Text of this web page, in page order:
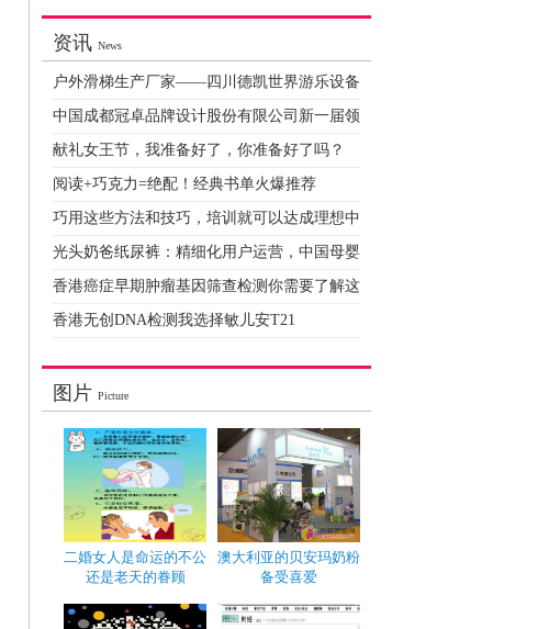
资讯 News
户外滑梯生产厂家——四川德凯世界游乐设备
中国成都冠卓品牌设计股份有限公司新一届领
献礼女王节，我准备好了，你准备好了吗？
阅读+巧克力=绝配！经典书单火爆推荐
巧用这些方法和技巧，培训就可以达成理想中
光头奶爸纸尿裤：精细化用户运营，中国母婴
香港癌症早期肿瘤基因筛查检测你需要了解这
香港无创DNA检测我选择敏儿安T21
图片 Picture
二婚女人是命运的不公
还是老天的眷顾
澳大利亚的贝安玛奶粉
备受喜爱